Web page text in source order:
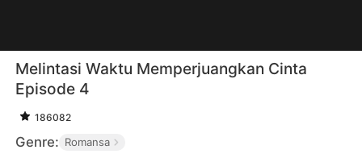
Melintasi Waktu Memperjuangkan Cinta
Episode 4
186082
Genre: Romansa